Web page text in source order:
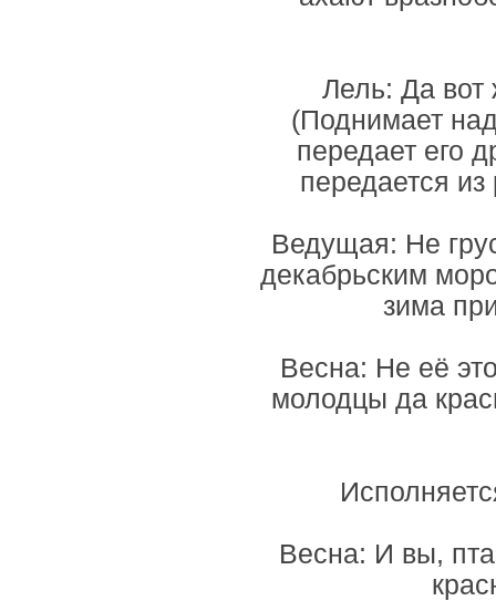
Лель: Да вот
(Поднимает
передает его
передается
Ведущая: Не
декабрьским
зима
Весна: Не её
молодцы да
Весна: И вы,